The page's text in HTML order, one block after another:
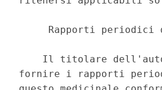
Rapporti periodici
Il titolare
fornire i rapporti